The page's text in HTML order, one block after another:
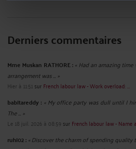
Derniers commentaires
Mme Muskan RATHORE :« Had an amazing
arrangement was ... »
Hier à 11:51 sur French labour law - Work overload: ...
babitareddy : « My office party was dull until I
The ... »
Le 18 juil. 2026 à 08:59 sur French labour law - Name
ruhi02 :« Discover the charm of spending quality